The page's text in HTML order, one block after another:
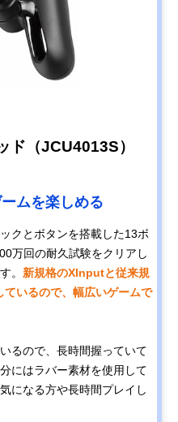
ド（JCU4013S）
ムを楽しめる
クとボタンを搭載した13ボ
万回の耐久試験をクリアし
。 新規格のXInputと従来規
いるので、幅広いゲームで
るので、長時間握っていて
にはラバー素材を使用して
になる方や長時間プレイし